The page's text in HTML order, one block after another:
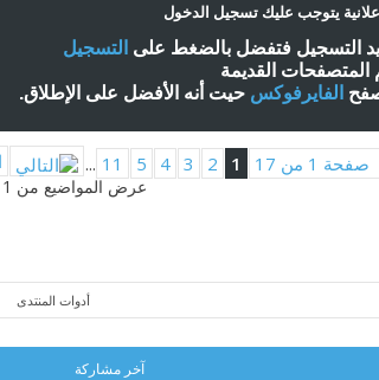
يتوجب عليك تسجيل الدخول
التسجيل فتفضل بالضغط على التسجيل
المتصفحات القديمة
الفايرفوكس حيت أنه الأفضل على الإطلاق.
صفحة 1 من 17 1
2
3
4
5
11
...
عرض المواضيع من 1 إلى 20 من 322
أدوات المنتدى
آخر مشاركة